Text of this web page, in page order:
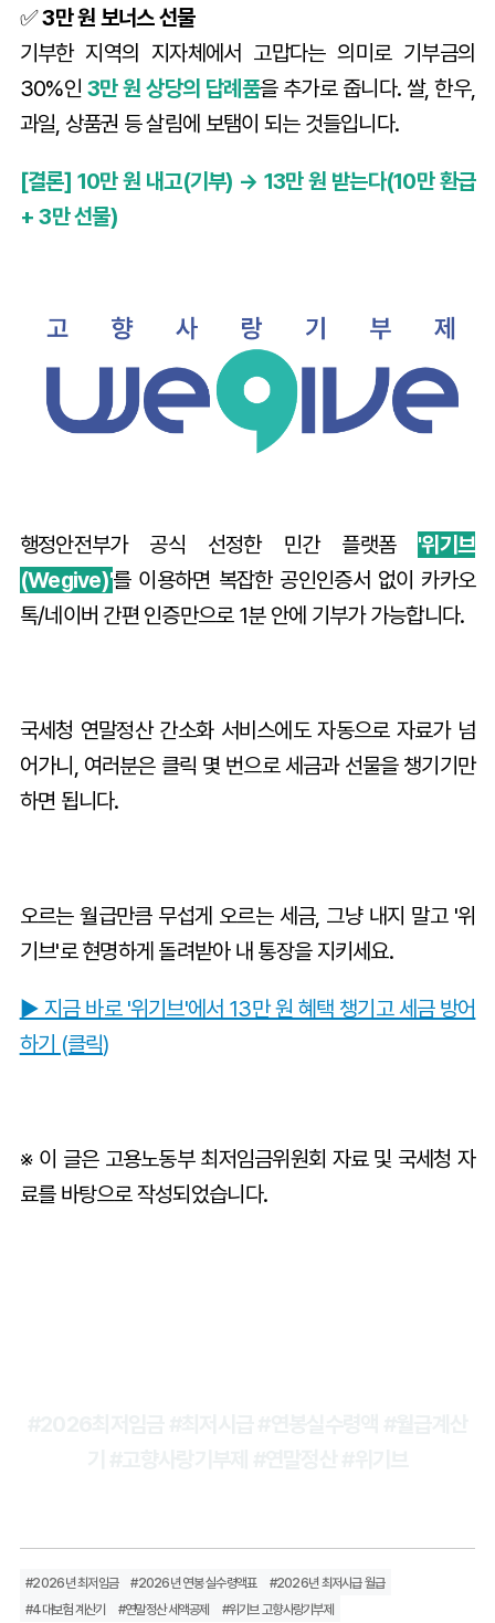
✅3만 원 보너스 선물
기부한 지역의 지자체에서 고맙다는 의미로 기부금의
30%인 3만 원 상당의 답례품을 추가로 줍니다. 쌀, 한우,
과일, 상품권 등 살림에 보탬이 되는 것들입니다.
[결론] 10만 원 내고(기부) → 13만 원 받는다(10만 환급
+ 3만 선물)
행정안전부가 공식 선정한 민간 플랫폼 '위기브
(Wegive)'를 이용하면 복잡한 공인인증서 없이 카카오
톡/네이버 간편 인증만으로 1분 안에 기부가 가능합니다.
국세청 연말정산 간소화 서비스에도 자동으로 자료가 넘
어가니, 여러분은 클릭 몇 번으로 세금과 선물을 챙기기만
하면 됩니다.
오르는 월급만큼 무섭게 오르는 세금, 그냥 내지 말고 '위
기브'로 현명하게 돌려받아 내 통장을 지키세요.
▶ 지금 바로 '위기브'에서 13만 원 혜택 챙기고 세금 방어
하기 (클릭)
※ 이 글은 고용노동부 최저임금위원회 자료 및 국세청 자
료를 바탕으로 작성되었습니다.
#2026년 최저임금 #2026년 연봉 실수령액표
#2026년 최저시급 월급
#4대보험 계산기
#연말정산 세액공제 #위기브 고향사랑기부제